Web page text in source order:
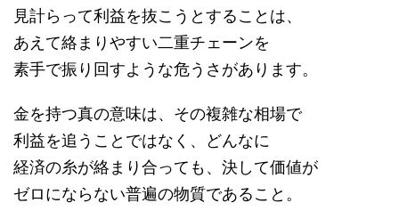
見計らって利益を抜こうとすることは、
あえて絡まりやすい二重チェーンを
素手で振り回すような危うさがあります。
金を持つ真の意味は、その複雑な相場で
利益を追うことではなく、どんなに
経済の糸が絡まり合っても、決して価値が
ゼロにならない普遍の物質であること。